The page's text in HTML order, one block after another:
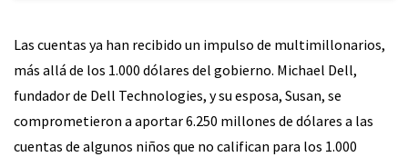
Las cuentas ya han recibido un impulso de multimillonarios,
más allá de los 1.000 dólares del gobierno. Michael Dell,
fundador de Dell Technologies, y su esposa, Susan, se
comprometieron a aportar 6.250 millones de dólares a las
cuentas de algunos niños que no califican para los 1.000